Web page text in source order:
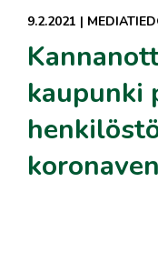
9.2.2021 |
kaupunki